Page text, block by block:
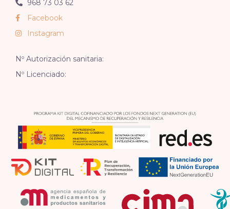
968 73 03 62
Facebook
Instagram
Nº Autorización sanitaria:
Nº Licenciado: